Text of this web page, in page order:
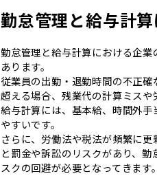
勤怠管理と給与計
勤怠管理と給与計算における企
あります。
従業員の出勤・退勤時間の不正
超える場合、残業代の計算ミスや
給与計算には、基本給、時間外
やすいです。
さらに、労働法や税法が頻繁に
と罰金や訴訟のリスクがあり、
スクの回避が必要となってきます。